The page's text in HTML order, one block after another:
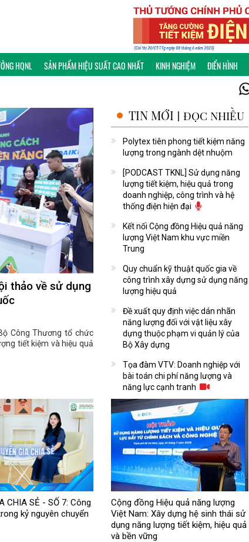
HQNL SẢN PHẨM HIỆU SUẤT CAO NHẤT KINH NGHIỆM ĐIỂN HÌNH
thảo về sử dụng
Công Thương tổ chức
tiết kiệm và hiệu quả
TIN MỚI | ĐỌC NHIỀU
Polytex tiên phong tiết kiệm năng
lượng trong ngành dệt nhuộm
[PODCAST TKNL] Sử dụng năng
lượng tiết kiệm, hiệu quả trong
doanh nghiệp, công trình và hệ
thống điện hiện đại
Kết nối Cộng đồng Hiệu quả năng
lượng Việt Nam khu vực miền
Trung
Quy chuẩn kỹ thuật quốc gia về
công trình xây dựng sử dụng năng
lượng hiệu quả
Đề xuất quy định việc dán nhãn
năng lượng đối với vật liệu xây
dựng thuộc phạm vi quản lý của
Bộ Xây dựng
Tọa đàm VTV: Doanh nghiệp với
bài toán chi phí năng lượng và
năng lực cạnh tranh
CHIA SẺ - SỐ 7: Công
kỷ nguyên chuyển
Cộng đồng Hiệu quả năng lượng
Việt Nam: Xây dựng hệ sinh thái sử
dụng năng lượng tiết kiệm, hiệu quả
và bền vững